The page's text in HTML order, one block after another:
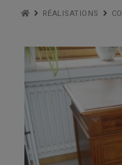
RÉALISATIONS